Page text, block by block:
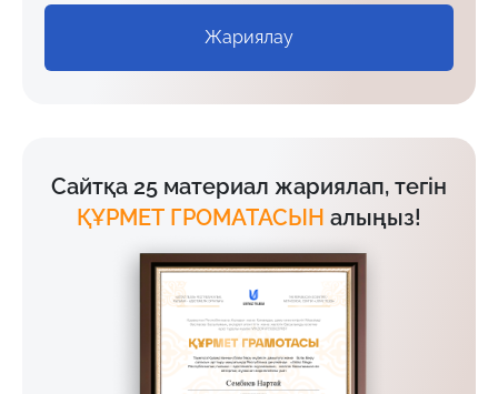
Жариялау
Сайтқа 25 материал жариялап, тегін
ҚҰРМЕТ ГРОМАТАСЫН алыңыз!